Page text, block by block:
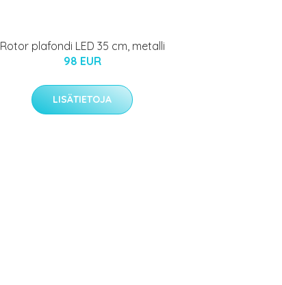
Rotor plafondi LED 35 cm, metalli
98 EUR
LISÄTIETOJA